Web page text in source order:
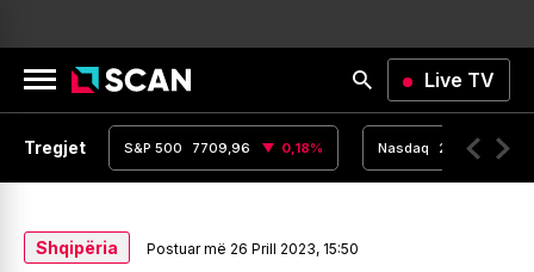
Live TV
Tregjet
0% S&P 500 7709,96 0,18% Nasdaq 26348,35
Shqipëria Postuar më 26 Prill 2023, 15:50